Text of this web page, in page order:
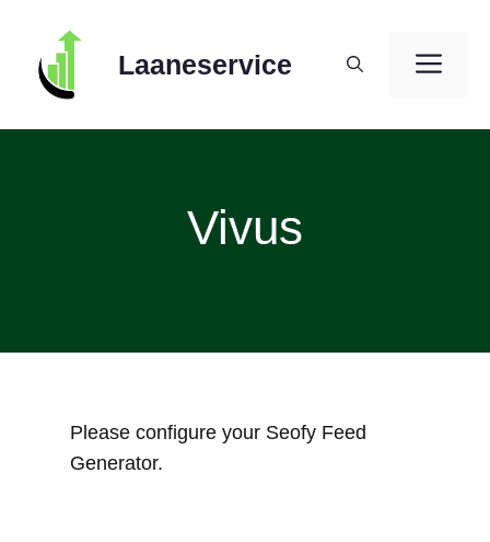
content
Laaneservice
Vivus
Please configure your Seofy Feed
Generator.